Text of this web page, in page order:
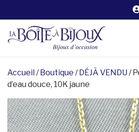
Accueil /Boutique /DÉJÀ VENDU /
d’eau douce, 10K jaune